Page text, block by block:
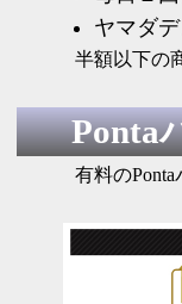
ヤマダ
半額以下の
Ponta
有料の